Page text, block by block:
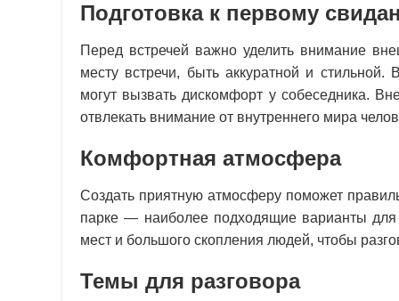
Подготовка к первому
Перед встречей важно уделить внимание
месту встречи, быть аккуратной и
могут вызвать дискомфорт у собеседника.
отвлекать внимание от внутреннего мира
Комфортная атмосфера
Создать приятную атмосферу поможет
парке — наиболее подходящие варианты
мест и большого скопления людей, чтобы
Темы для разговора